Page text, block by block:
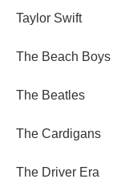
Taylor Swift
The Beach Boys
The Beatles
The Cardigans
The Driver Era